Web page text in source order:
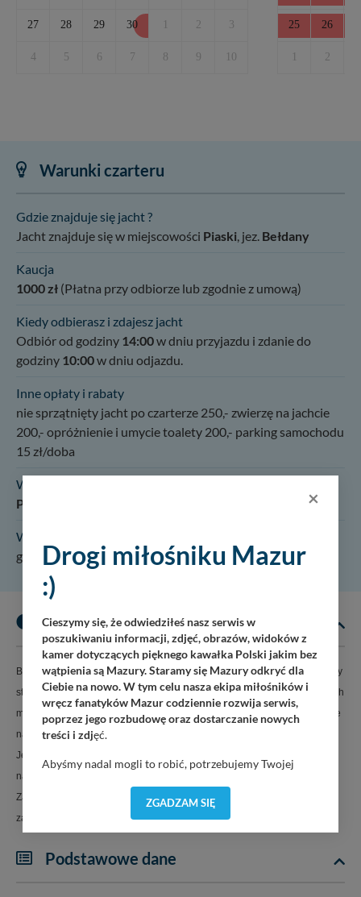
27 28 29 30 2 3
4 5 6 7 8 9 10
25 26
2
Warunki czarteru
Gdzie znajduje się jacht ?
Jacht znajduje się w miejscowości Piaski, jez. Bełdany
Kaucja
1000 zł (Płatna przy odbiorze lub zgodnie z umową)
Kiedy odbierasz i zdajesz jacht
Odbiór od godziny 14:00w dniu przyjazdu i zdanie do
godziny 10:00w dniu odjazdu.
Inne opłaty i rabaty
nie sprzątnięty jacht po czarterze 250,- zwierzę na jachcie
200,- opróżnienie i umycie toalety 200,- parking samochodu
15 zł/doba
Wymagane uprawnienia, dokumenty:
Patent żeglarza jachtowego
W cenę wliczono
gaz 2 kg paliwo 5 L
Opis
Bardzo wygodny i popularny jacht. Pomimo swoich gabarytów posiadający
stosunkowo niewielkie zanurzenie, co pozwala na dobicie nawet w płytkich
miejscach. Na jachcie znajdują się dwa obiegi elektryczne 12V, oddzielnie
na lodówkę razem z ogrzewaniem, a oddzielnie na światło i pompę wody.
Jednostka zabudowana w wersji "Family" z dwoma zamykanymi kabinami
na rufie i jedną na dziobie.
Zamieszczone zdjęcia obrazują faktyczne rozplanowanie i sposób
zabudowy jachtu (data wykonania zdjęć 27.07.2024).
Podstawowe dane
×
Drogi miłośniku Mazur
:)
Cieszymy się, że odwiedziłeś nasz serwis w
poszukiwaniu informacji, zdjęć, obrazów, widoków z
kamer dotyczących pięknego kawałka Polski jakim bez
wątpienia są Mazury. Staramy się Mazury odkryć dla
Ciebie na nowo. W tym celu nasza ekipa miłośników i
wręcz fanatyków Mazur codziennie rozwija serwis,
poprzez jego rozbudowę oraz dostarczanie nowych
treści i zdjęć.
Abyśmy nadal mogli to robić, potrzebujemy Twojej
dostosować do Twoich preferencji. Twoje dane (w tym
pliki cookies) będą zapisywane w celu usprawnienia
Bezpieczeństwo Twoich danych jest dla nas
ZGADZAM SIĘ